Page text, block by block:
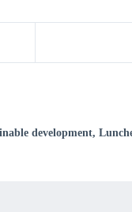
development,